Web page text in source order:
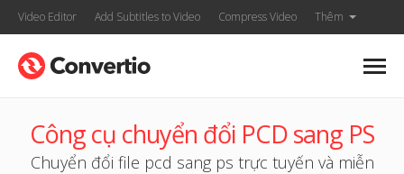
Video Editor Add Subtitles to Video Compress Video Thêm
Công cụ chuyển đổi PCD sang PS
Chuyển đổi file pcd sang ps trực tuyến và miễn